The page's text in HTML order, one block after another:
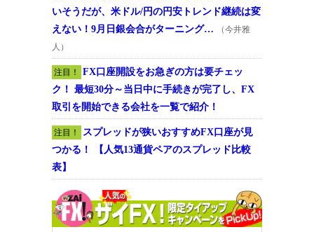
いそうだが、米ドル/円の円安トレンド継続は変
えない！9月日銀会合がターニング…
（今井雅
人）
注目！
FX口座開設をお急ぎの方は要チェッ
ク！ 最短30分～当日中に手続きが完了し、FX
取引を開始できる会社を一覧で紹介！
注目！
スプレッドが狭いおすすめFX口座が見
つかる！ 【人気13通貨ペアのスプレッド比較
表】